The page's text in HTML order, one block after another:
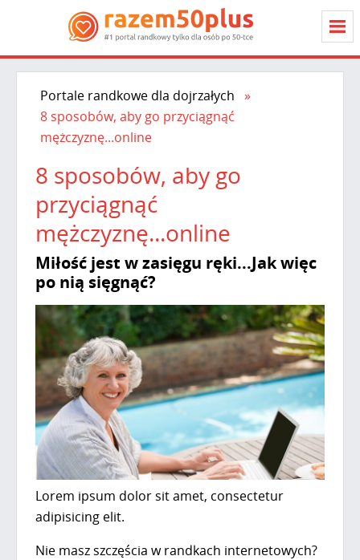
Portale randkowe dla dojrzałych
8 sposobów, aby go przyciągnąć
mężczyznę...online
8 sposobów, aby go
przyciągnąć
mężczyznę...online
Miłość jest w zasięgu ręki...Jak więc
po nią sięgnąć?
Lorem ipsum dolor sit amet, consectetur
adipisicing elit.
Nie masz szczęścia w randkach internetowych?